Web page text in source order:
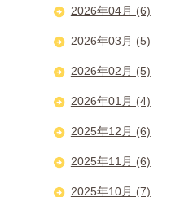
2026年04月 (6)
2026年03月 (5)
2026年02月 (5)
2026年01月 (4)
2025年12月 (6)
2025年11月 (6)
2025年10月 (7)